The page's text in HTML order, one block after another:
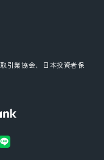
引業協会、日本投資者保